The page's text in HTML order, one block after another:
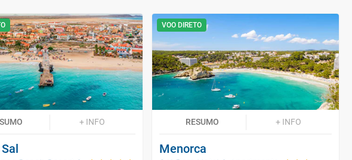
+ INFO
VOO DIRETO
RESUMO + INFO
Menorca